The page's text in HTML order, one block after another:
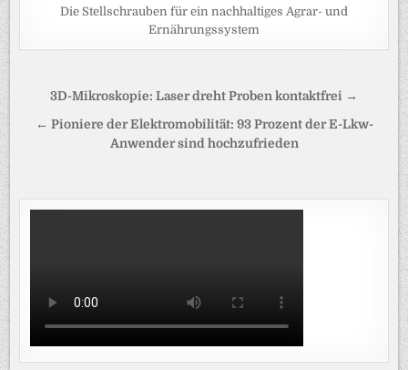
Die Stellschrauben für ein nachhaltiges Agrar- und
Ernährungssystem
Beitragsnavigation
3D-Mikroskopie: Laser dreht Proben kontaktfrei →
← Pioniere der Elektromobilität: 93 Prozent der E-Lkw-
Anwender sind hochzufrieden